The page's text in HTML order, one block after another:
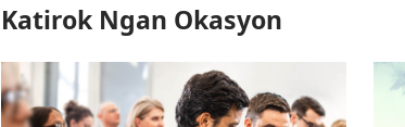
Katirok Ngan Okasyon